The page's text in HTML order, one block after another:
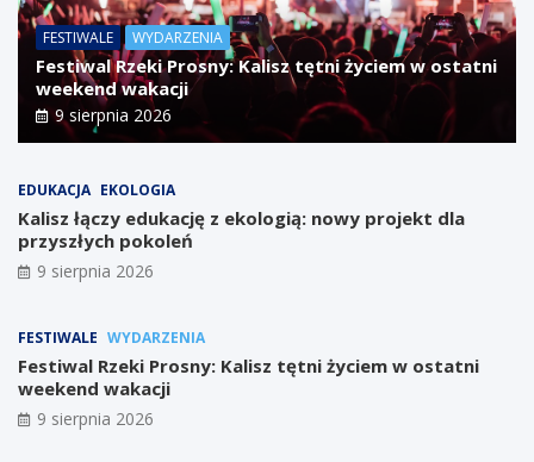
FESTIWALE WYDARZENIA
Festiwal Rzeki Prosny: Kalisz tętni życiem w ostatni
weekend wakacji
9 sierpnia 2026
EDUKACJA EKOLOGIA
Kalisz łączy edukację z ekologią: nowy projekt dla
przyszłych pokoleń
9 sierpnia 2026
FESTIWALE WYDARZENIA
Festiwal Rzeki Prosny: Kalisz tętni życiem w ostatni
weekend wakacji
9 sierpnia 2026